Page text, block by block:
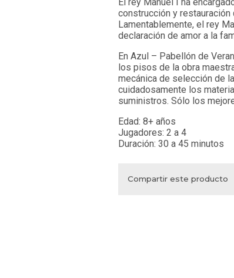
construcción y
Lamentablemente, el rey
declaración de amor a la
En Azul – Pabellón de
los pisos de la obra
mecánica de selección de
cuidadosamente los
suministros. Sólo los
Edad: 8+ años
Jugadores: 2 a 4
Duración: 30 a 45 minutos
Compartir este producto